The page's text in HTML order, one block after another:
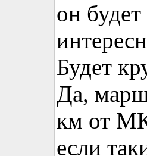
он
Будет
Да,
км от
если